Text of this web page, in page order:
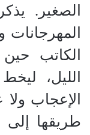
الصغير.
الكاتب
الليل،
الإعجاب
طريقها إلى